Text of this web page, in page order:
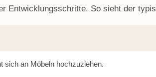
Entwicklungsschritte. So sieht der
sich an Möbeln hochzuziehen.